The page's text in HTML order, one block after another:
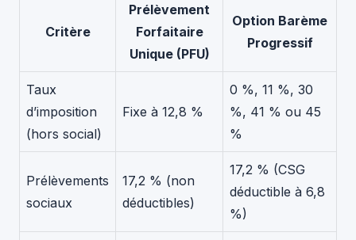
Critère
Prélèvement
Forfaitaire
Unique (PFU)
Option Barème
Progressif
Taux
d’imposition
(hors social)
Fixe à 12,8 %
0 %, 11 %, 30
%, 41 % ou 45
%
Prélèvements
sociaux
17,2 % (non
déductibles)
17,2 % (CSG
déductible à 6,8
%)